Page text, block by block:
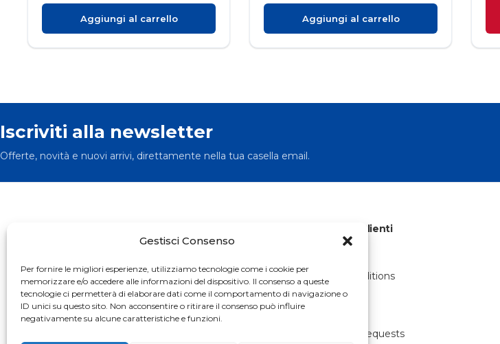
Gestisci Consenso
Per fornire le migliori esperienze, utilizziamo tecnologie come i cookie per
memorizzare e/o accedere alle informazioni del dispositivo. Il consenso a queste
tecnologie ci permetterà di elaborare dati come il comportamento di navigazione o
ID unici su questo sito. Non acconsentire o ritirare il consenso può influire
negativamente su alcune caratteristiche e funzioni.
Aggiungi al carrello Aggiungi al carrello
Iscriviti alla newsletter
Offerte, novità e nuovi arrivi, direttamente nella tua casella email.
Richmond's British Food Shop, dal 2010 a Viareggio.
Specializzati nell'importazione e vendita di prodotti
alimentari e bevande britanniche.
Servizio Clienti
Sales Conditions
Shipping
Product Requests